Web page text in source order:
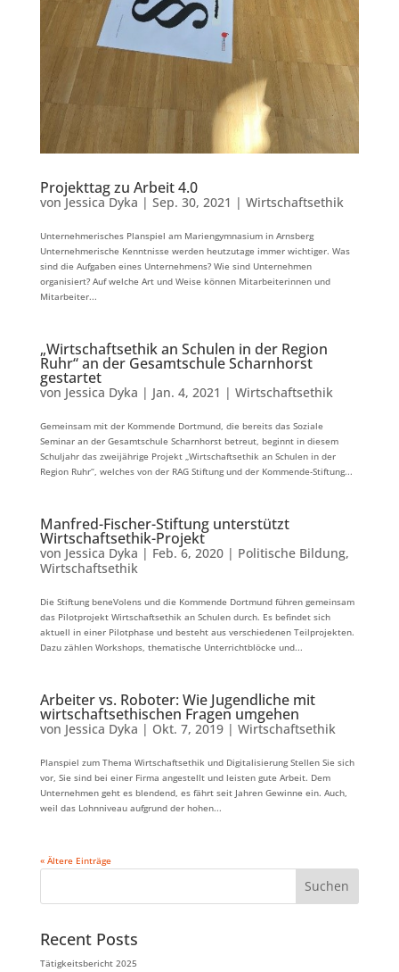
Projekttag zu Arbeit 4.0
vonJessica Dyka | Sep. 30, 2021 | Wirtschaftsethik
Unternehmerisches Planspiel am Mariengymnasium in Arnsberg
Unternehmerische Kenntnisse werden heutzutage immer wichtiger. Was
sind die Aufgaben eines Unternehmens? Wie sind Unternehmen
organisiert? Auf welche Art und Weise können Mitarbeiterinnen und
Mitarbeiter...
„Wirtschaftsethik an Schulen in der Region
Ruhr“ an der Gesamtschule Scharnhorst
gestartet
von Jessica Dyka | Jan. 4, 2021 | Wirtschaftsethik
Gemeinsam mit der Kommende Dortmund, die bereits das Soziale
Seminar an der Gesamtschule Scharnhorst betreut, beginnt in diesem
Schuljahr das zweijährige Projekt „Wirtschaftsethik an Schulen in der
Region Ruhr“, welches von der RAG Stiftung und der Kommende-Stiftung...
Manfred-Fischer-Stiftung unterstützt
Wirtschaftsethik-Projekt
von Jessica Dyka | Feb. 6, 2020| Politische Bildung,
Wirtschaftsethik
Die Stiftung beneVolens und die Kommende Dortmund führen gemeinsam
das Pilotprojekt Wirtschaftsethik an Schulen durch. Es befindet sich
aktuell in einer Pilotphase und besteht aus verschiedenen Teilprojekten.
Dazu zählen Workshops, thematische Unterrichtblöcke und...
Arbeiter vs. Roboter: Wie Jugendliche mit
wirtschaftsethischen Fragen umgehen
von Jessica Dyka | Okt. 7, 2019| Wirtschaftsethik
Planspiel zum Thema Wirtschaftsethik und Digitalisierung Stellen Sie sich
vor, Sie sind bei einer Firma angestellt und leisten gute Arbeit. Dem
Unternehmen geht es blendend, es fährt seit Jahren Gewinne ein. Auch,
weil das Lohnniveau aufgrund der hohen...
« Ältere Einträge
Suchen
Recent Posts
Tätigkeitsbericht 2025